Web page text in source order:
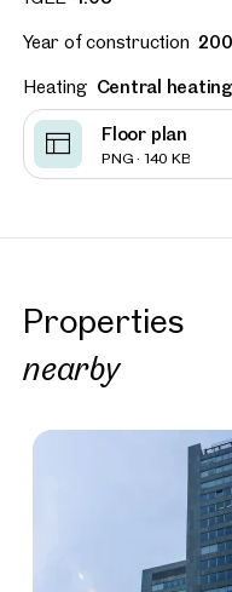
Year of construction
Heating Central heating
Floor plan
PNG · 140 KB
Properties
nearby